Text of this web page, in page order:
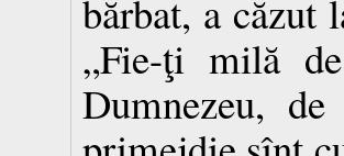
bărbat, a căzut
„Fie-ţi milă
Dumnezeu,